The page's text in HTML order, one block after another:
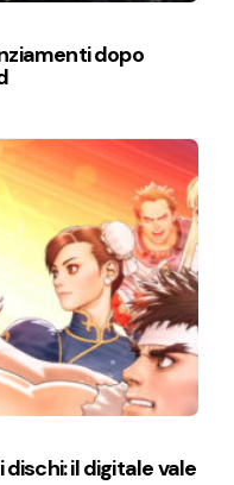
dopo
il digitale vale